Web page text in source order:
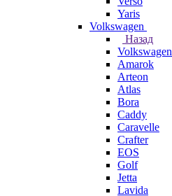
Yaris
Volkswagen
Назад
Volkswagen
Amarok
Arteon
Atlas
Bora
Caddy
Caravelle
Crafter
EOS
Golf
Jetta
Lavida